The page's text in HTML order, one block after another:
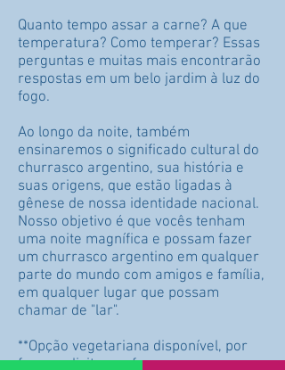
Quanto tempo assar a carne? A que
temperatura? Como temperar? Essas
perguntas e muitas mais encontrarão
respostas em um belo jardim à luz do
fogo.
Ao longo da noite, também
ensinaremos o significado cultural do
churrasco argentino, sua história e
suas origens, que estão ligadas à
gênese de nossa identidade nacional.
Nosso objetivo é que vocês tenham
uma noite magnífica e possam fazer
um churrasco argentino em qualquer
parte do mundo com amigos e família,
em qualquer lugar que possam
chamar de "lar".
**Opção vegetariana disponível, por
favor, solicitar ao fazer a reserva.